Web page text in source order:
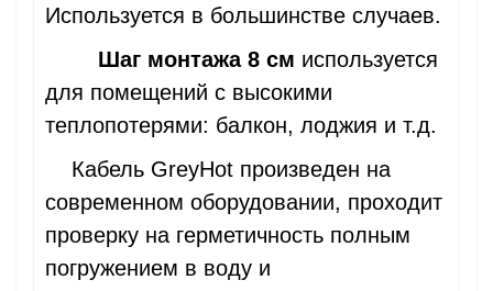
Используется в большинстве случаев.
Шаг монтажа 8 см используется
для помещений с высокими
теплопотерями: балкон, лоджия и т.д.
Кабель GreyHot произведен на
современном оборудовании, проходит
проверку на герметичность полным
погружением в воду и